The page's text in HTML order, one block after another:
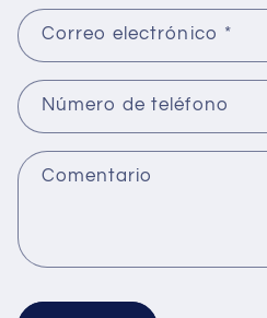
Correo electrónico *
Número de teléfono
Comentario